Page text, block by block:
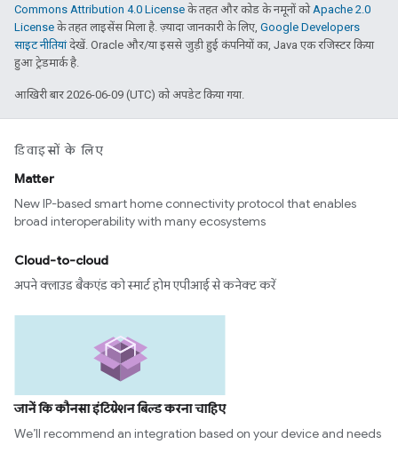
Commons Attribution 4.0 License के तहत और कोड के नमूनों कोApache 2.0
License के तहत लाइसेंस मिला है. ज़्यादा जानकारी के लिए, Google Developers
साइट नीतियांदेखें. Oracle और/या इससे जुड़ी हुई कंपनियों का, Java एक रजिस्टर किया
हुआ ट्रेडमार्क है.
आखिरी बार 2026-06-09 (UTC) को अपडेट किया गया.
डिवाइसों के लिए
Matter
New IP-based smart home connectivity protocol that enables
broad interoperability with many ecosystems
Cloud-to-cloud
अपने क्लाउड बैकएंड को स्मार्ट होम एपीआई से कनेक्ट करें
जानें कि कौनसा इंटिग्रेशन बिल्ड करना चाहिए
We’ll recommend an integration based on your device and needs